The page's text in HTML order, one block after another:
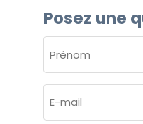
Posez une
(NÉCESSAIRE)
Prénom
mail